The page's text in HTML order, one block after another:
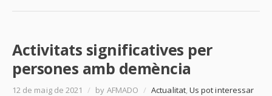
Activitats significatives per
persones amb demència
12 de maig de 2021 / by AFMADO / Actualitat,Us pot interessar